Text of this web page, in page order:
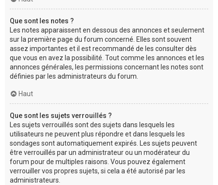
Que sont les notes ?
Les notes apparaissent en dessous des annonces et seulement
sur la première page du forum concerné. Elles sont souvent
assez importantes et il est recommandé de les consulter dès
que vous en avez la possibilité. Tout comme les annonces et les
annonces générales, les permissions concernant les notes sont
définies par les administrateurs du forum.
Haut
Que sont les sujets verrouillés ?
Les sujets verrouillés sont des sujets dans lesquels les
utilisateurs ne peuvent plus répondre et dans lesquels les
sondages sont automatiquement expirés. Les sujets peuvent
être verrouillés par un administrateur ou un modérateur du
forum pour de multiples raisons. Vous pouvez également
verrouiller vos propres sujets, si cela a été autorisé par les
administrateurs.